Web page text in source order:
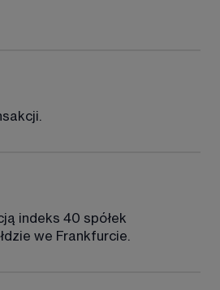
indeks 40 spółek
we Frankfurcie.